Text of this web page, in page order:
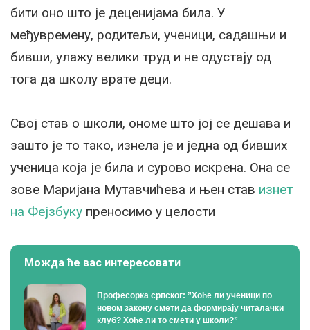
бити оно што је деценијама била. У
међувремену, родитељи, ученици, садашњи и
бивши, улажу велики труд и не одустају од
тога да школу врате деци.
Свој став о школи, ономе што јој се дешава и
зашто је то тако, изнела је и једна од бивших
ученица која је била и сурово искрена. Она се
зове Маријана Мутавчићева и њен став изнет
на Фејзбуку преносимо у целости
Можда ће вас интересовати
Професорка српског: ”Хоће ли ученици по
новом закону смети да формирају читалачки
клуб? Хоће ли то смети у школи?”